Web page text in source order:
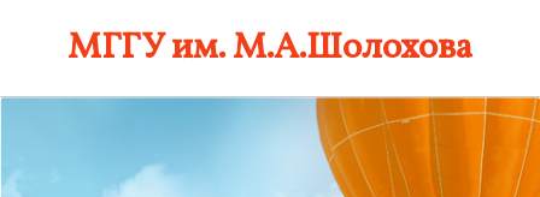
МГГУ им. М.А.Шолохова